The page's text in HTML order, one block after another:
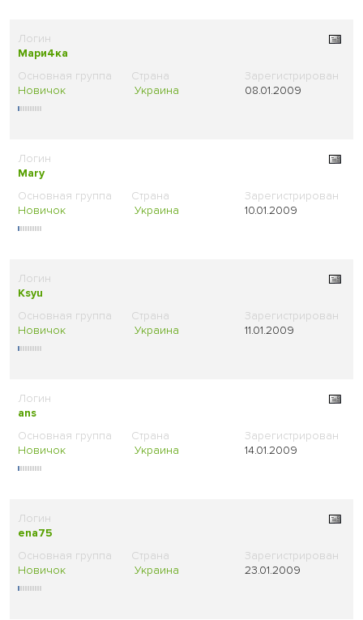
Мари4ка
Новичок Украина 08.01.2009
Mary
Новичок Украина 10.01.2009
Ksyu
Новичок Украина 11.01.2009
ans
Новичок Украина 14.01.2009
ena75
Новичок Украина 23.01.2009